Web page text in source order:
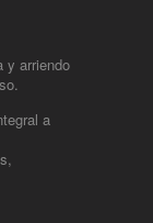
y arriendo
a